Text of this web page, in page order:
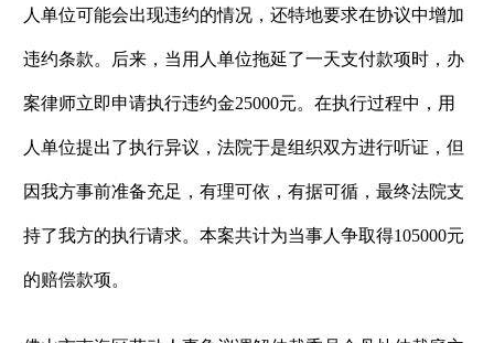
人单位可能会出现违约的情况，还特地要求在协议中增加
违约条款。后来，当用人单位拖延了一天支付款项时，办
案律师立即申请执行违约金25000元。在执行过程中，用
人单位提出了执行异议，法院于是组织双方进行听证，但
因我方事前准备充足，有理可依，有据可循，最终法院支
持了我方的执行请求。本案共计为当事人争取得105000元
的赔偿款项。